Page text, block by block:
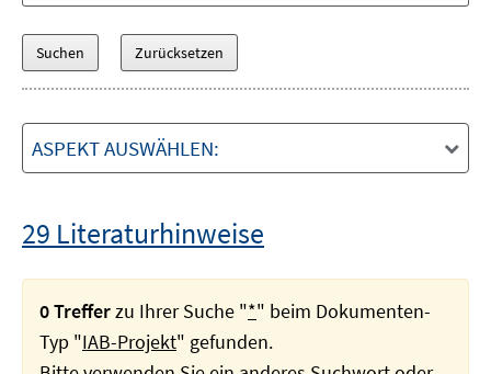
ASPEKT AUSWÄHLEN:
29 Literaturhinweise
0 Trefferzu Ihrer Suche "*" beim Dokumenten-
Typ "IAB-Projekt" gefunden.